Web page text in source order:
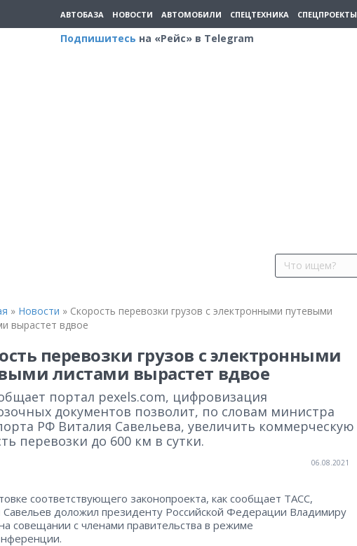
АВТОБАЗА НОВОСТИ АВТОМОБИЛИ СПЕЦТЕХНИКА СПЕЦПРОЕКТЫ
Подпишитесь на «Рейс» в Telegram
» Новости » Скорость перевозки грузов с электронными путевыми
вырастет вдвое
перевозки грузов с электронными
листами вырастет вдвое
портал pexels.com, цифровизация
документов позволит, по словам министра
РФ Виталия Савельева, увеличить коммерческую
перевозки до 600 км в сутки.
06.08.2021
соответствующего законопроекта, как сообщает ТАСС,
Савельев доложил президенту Российской Федерации Владимиру
совещании с членами правительства в режиме